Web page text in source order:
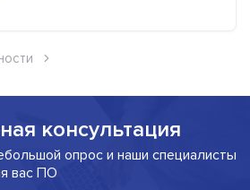
консультация
опрос и наши специалисты
вас ПО